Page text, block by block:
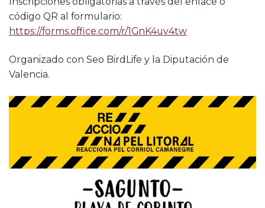
código QR al formulario:
https://forms.office.com/r/1GnK4uv4tw
Organizado con Seo BirdLife y la Diputación de
Valencia.